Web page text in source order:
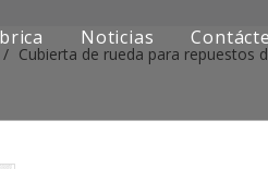
Noticias
/ Cubierta de rueda para repuestos